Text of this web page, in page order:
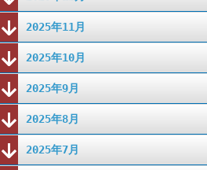
2025年11月
2025年10月
2025年9月
2025年8月
2025年7月